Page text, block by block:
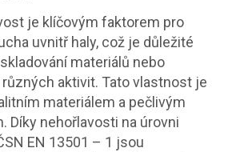
je klíčovým faktorem pro
uvnitř haly, což je důležité
materiálů nebo
aktivit. Tato vlastnost je
materiálem a pečlivým
Díky nehořlavosti na úrovni
EN 13501 – 1 jsou